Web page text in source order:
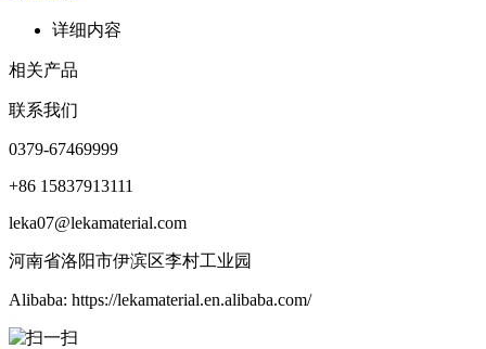
详细内容
相关产品
联系我们
0379-67469999
+86 15837913111
leka07@lekamaterial.com
河南省洛阳市伊滨区李村工业园
Alibaba: https://lekamaterial.en.alibaba.com/